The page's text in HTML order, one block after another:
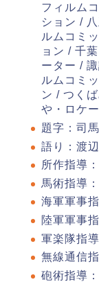
フィルム
ション /
ルムコミ
ョン / 千
ーター /
ルムコミ
ン / つく
や・ロケ
題字：司
語り：渡
所作指導
馬術指導
海軍軍事
陸軍軍事
軍楽隊指
無線通信
砲術指導